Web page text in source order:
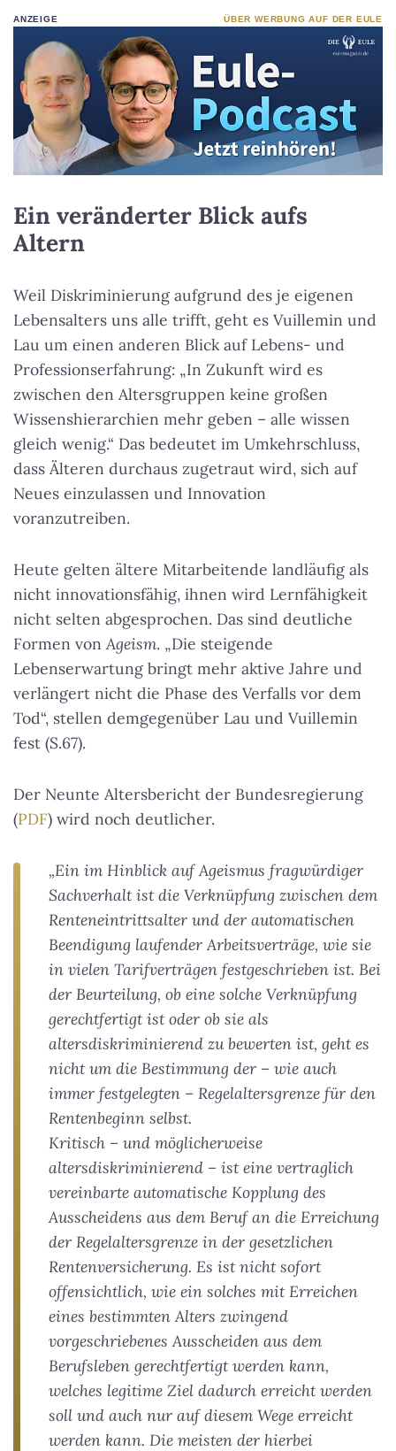
ANZEIGE ÜBER WERBUNG AUF DER EULE
Ein veränderter Blick aufs
Altern
Weil Diskriminierung aufgrund des je eigenen
Lebensalters uns alle trifft, geht es Vuillemin und
Lau um einen anderen Blick auf Lebens- und
Professionserfahrung: „In Zukunft wird es
zwischen den Altersgruppen keine großen
Wissenshierarchien mehr geben – alle wissen
gleich wenig.“ Das bedeutet im Umkehrschluss,
dass Älteren durchaus zugetraut wird, sich auf
Neues einzulassen und Innovation
voranzutreiben.
Heute gelten ältere Mitarbeitende landläufig als
nicht innovationsfähig, ihnen wird Lernfähigkeit
nicht selten abgesprochen. Das sind deutliche
Formen vonAgeism. „Die steigende
Lebenserwartung bringt mehr aktive Jahre und
verlängert nicht die Phase des Verfalls vor dem
Tod“, stellen demgegenüber Lau und Vuillemin
fest (S.67).
Der Neunte Altersbericht der Bundesregierung
(PDF) wird noch deutlicher.
„Ein im Hinblick auf Ageismus fragwürdiger
Sachverhalt ist die Verknüpfung zwischen dem
Renteneintrittsalter und der automatischen
Beendigung laufender Arbeitsverträge, wie sie
in vielen Tarifverträgen festgeschrieben ist. Bei
der Beurteilung, ob eine solche Verknüpfung
gerechtfertigt ist oder ob sie als
altersdiskriminierend zu bewerten ist, geht es
nicht um die Bestimmung der – wie auch
immer festgelegten – Regelaltersgrenze für den
Rentenbeginn selbst.
Kritisch – und möglicherweise
altersdiskriminierend – ist eine vertraglich
vereinbarte automatische Kopplung des
Ausscheidens aus dem Beruf an die Erreichung
der Regelaltersgrenze in der gesetzlichen
Rentenversicherung. Es ist nicht sofort
offensichtlich, wie ein solches mit Erreichen
eines bestimmten Alters zwingend
vorgeschriebenes Ausscheiden aus dem
Berufsleben gerechtfertigt werden kann,
welches legitime Ziel dadurch erreicht werden
soll und auch nur auf diesem Wege erreicht
werden kann. Die meisten der hierbei